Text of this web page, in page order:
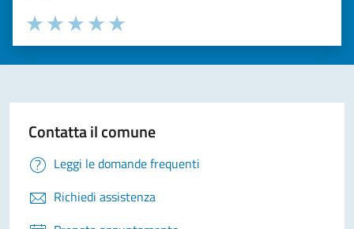
Valuta la chiarezza delle informazioni (da 1 a 5 stelle)
Seleziona il numero di stelle per valutare la chiarezza delle
Valuta 5 stelle su 5
Valuta 4 stelle su 5
Valuta 3 stelle su 5
Valuta 2 stelle su 5
Valuta 1 stelle su 5
Contatta il comune
Leggi le domande frequenti
Richiedi assistenza